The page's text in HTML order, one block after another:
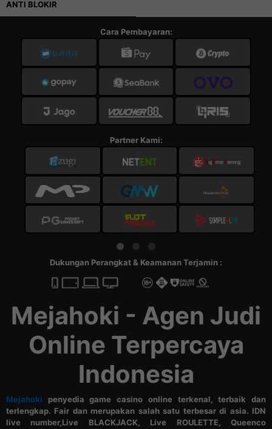
ANTI BLOKIR
Cara Pembayaran:
Partner Kami:
Dukungan Perangkat & Keamanan Terjamin :
Mejahoki - Agen Judi
Online Terpercaya
Indonesia
Mejahoki penyedia game casino online terkenal, terbaik dan
terlengkap. Fair dan merupakan salah satu terbesar di asia. IDN
live number,Live BLACKJACK, Live ROULETTE, Queenco